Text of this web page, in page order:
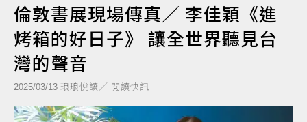
倫敦書展現場傳真／ 李佳穎《進
烤箱的好日子》 讓全世界聽見台
灣的聲音
2025/03/13 琅琅悅讀／ 閱讀快訊